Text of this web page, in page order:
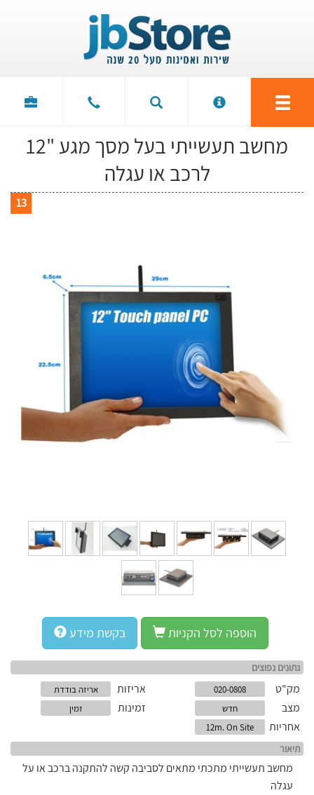
מחשב תעשייתי בעל מסך מגע "12
לרכב או עגלה
13
בקשת מידע הוספה לסל הקניות
נתונים נפוצים
מק"ט 020-0808 אריזות אריזה בודדת
מצב חדש זמינות זמין
אחריות 12m. On Site
תיאור
מחשב תעשייתי מתכתי מתאים לסביבה קשה להתקנה ברכב או על
עגלה